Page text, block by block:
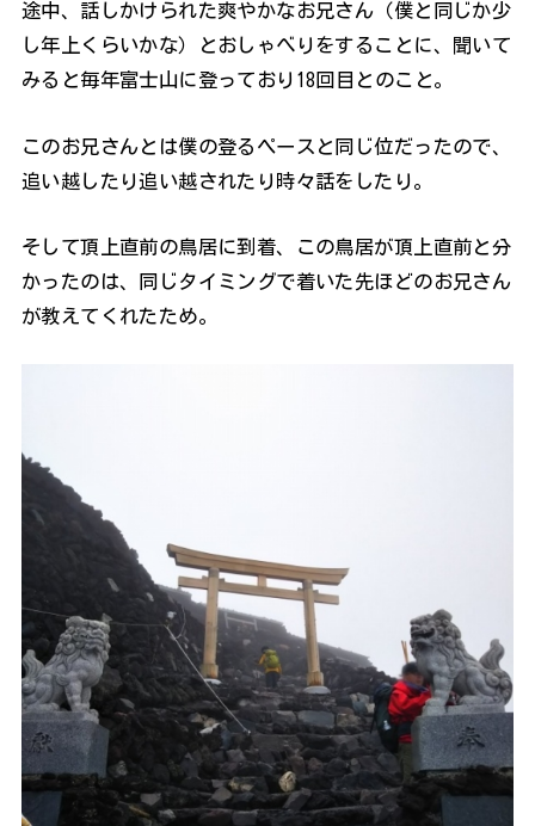
途中、話しかけられた爽やかなお兄さん（僕と同じか少
し年上くらいかな）とおしゃべりをすることに、聞いて
みると毎年富士山に登っており18回目とのこと。
このお兄さんとは僕の登るペースと同じ位だったので、
追い越したり追い越されたり時々話をしたり。
そして頂上直前の鳥居に到着、この鳥居が頂上直前と分
かったのは、同じタイミングで着いた先ほどのお兄さん
が教えてくれたため。